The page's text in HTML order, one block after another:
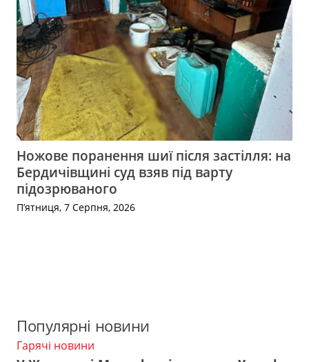
Ножове поранення шиї після застілля: на
Бердичівщині суд взяв під варту
підозрюваного
П’ятниця, 7 Серпня, 2026
Популярні новини
Гарячі новини